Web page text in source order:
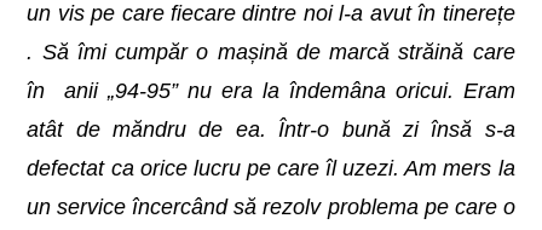
un vis pe care fiecare dintre noi l-a avut în tinerețe
. Să îmi cumpăr o mașină de marcă străină care
în anii „94-95” nu era la îndemâna oricui. Eram
atât de măndru de ea. Într-o bună zi însă s-a
defectat ca orice lucru pe care îl uzezi. Am mers la
un service încercând să rezolv problema pe care o